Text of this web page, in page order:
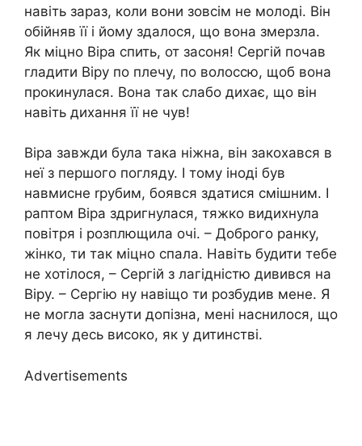
навіть зараз, коли вони зовсім не молоді. Він
обійняв її і йому здалося, що вона змерзла.
Як міцно Віра спить, от засоня! Сергій почав
гладити Віру по плечу, по волоссю, щоб вона
прокинулася. Вона так слабо дихає, що він
навіть дихання її не чув!
Віра завжди була така ніжна, він закохався в
неї з першого погляду. І тому іноді був
навмисне rрубим, боявся здатися смішним. І
раптом Віра здригнулася, тяжко видихнула
повітря і розплющила очі. – Доброго ранку,
жінко, ти так міцно спала. Навіть будити тебе
не хотілося, – Сергій з лагідністю дивився на
Віру. – Сергію ну навіщо ти розбудив мене. Я
не могла заснути допізна, мені наснилося, що
я лечу десь високо, як у дитинстві.
Advertisements